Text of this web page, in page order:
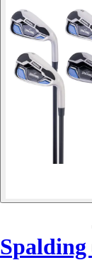
Spalding